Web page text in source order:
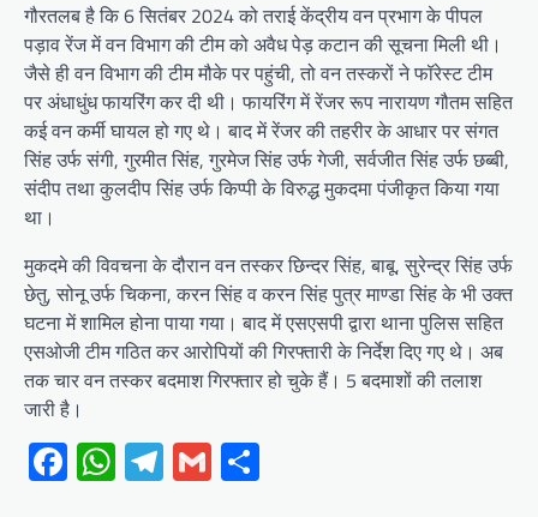
गौरतलब है कि 6 सितंबर 2024 को तराई केंद्रीय वन प्रभाग के पीपल
पड़ाव रेंज में वन विभाग की टीम को अवैध पेड़ कटान की सूचना मिली थी।
जैसे ही वन विभाग की टीम मौके पर पहुंची, तो वन तस्करों ने फॉरेस्ट टीम
पर अंधाधुंध फायरिंग कर दी थी। फायरिंग में रेंजर रूप नारायण गौतम सहित
कई वन कर्मी घायल हो गए थे। बाद में रेंजर की तहरीर के आधार पर संगत
सिंह उर्फ संगी, गुरमीत सिंह, गुरमेज सिंह उर्फ गेजी, सर्वजीत सिंह उर्फ छब्बी,
संदीप तथा कुलदीप सिंह उर्फ किप्पी के विरुद्ध मुकदमा पंजीकृत किया गया
था।
मुकदमे की विवचना के दौरान वन तस्कर छिन्दर सिंह, बाबू, सुरेन्द्र सिंह उर्फ
छेतु, सोनू उर्फ चिकना, करन सिंह व करन सिंह पुत्र माण्डा सिंह के भी उक्त
घटना में शामिल होना पाया गया। बाद में एसएसपी द्वारा थाना पुलिस सहित
एसओजी टीम गठित कर आरोपियों की गिरफ्तारी के निर्देश दिए गए थे। अब
तक चार वन तस्कर बदमाश गिरफ्तार हो चुके हैं। 5 बदमाशों की तलाश
जारी है।
Facebook
WhatsApp
Telegram
Gmail